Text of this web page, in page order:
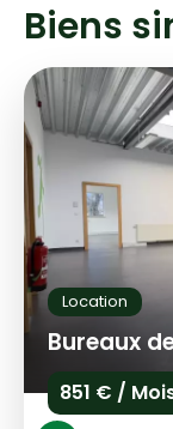
Biens
Location
Bureaux
851 € /